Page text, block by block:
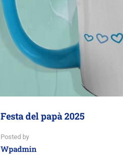
Festa del papà 2025
Posted by
Wpadmin